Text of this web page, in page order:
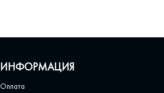
ИНФОРМАЦИЯ
Оплата